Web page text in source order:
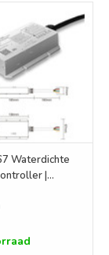
Waterdichte
|
| WL5-WP